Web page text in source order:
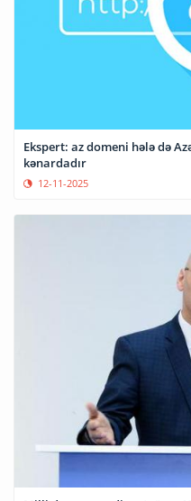
Ekspert: az domeni hələ də
kənardadır
12-11-2025